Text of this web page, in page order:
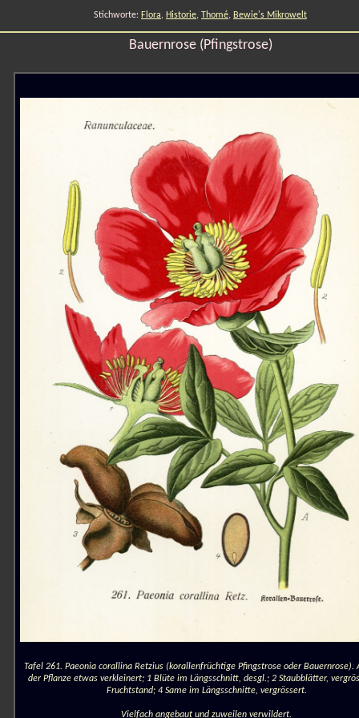
Stichworte: Flora, Historie, Thomé, Bewie's Mikrowelt
Bauernrose (Pfingstrose)
Tafel 261. Paeonia corallina Retzius (korallenfrüchtige Pfingstrose oder Bauernrose).
der Pflanze etwas verkleinert; 1 Blüte im Längsschnitt, desgl.; 2 Staubblätter,
Fruchtstand; 4 Same im Längsschnitte, vergrössert.
Vielfach angebaut und zuweilen verwildert.